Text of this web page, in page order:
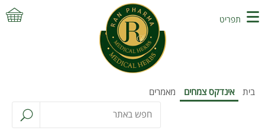
בית אינדקס צמחים מאמרים
תפריט